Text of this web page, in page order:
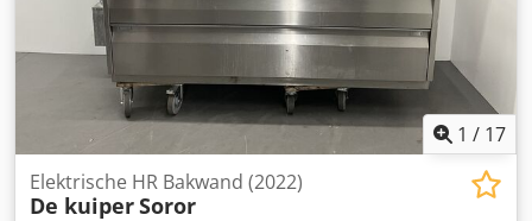
1 / 17
Elektrische HR Bakwand (2022)
De kuiperSoror